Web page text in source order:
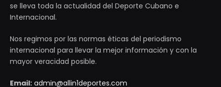
se lleva toda la actualidad del Deporte Cubano e
Internacional.
Nos regimos por las normas éticas del periodismo
internacional para llevar la mejor información y con la
mayor veracidad posible.
Email: admin@allin1deportes.com